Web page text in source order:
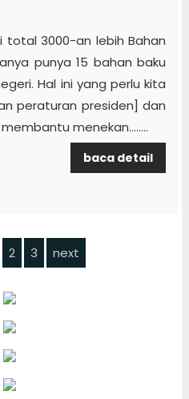
total 3000-an lebih Bahan
punya 15 bahan baku
Hal ini yang perlu kita
peraturan presiden] dan
menekan........
baca detail
2 3 next